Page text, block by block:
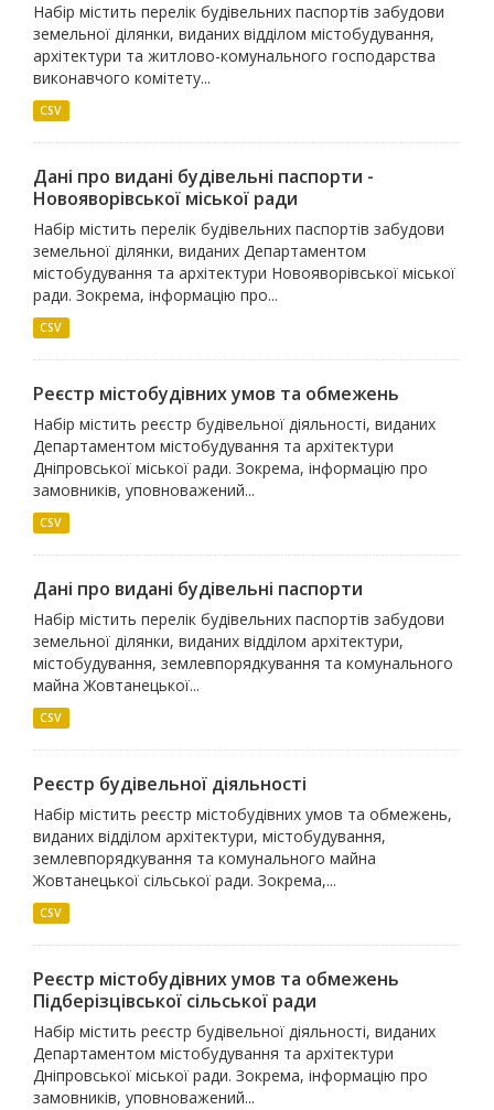
Набір містить перелік будівельних паспортів забудови
земельної ділянки, виданих відділом містобудування,
архітектури та житлово-комунального господарства
виконавчого комітету...
CSV
Дані про видані будівельні паспорти -
Новояворівської міської ради
Набір містить перелік будівельних паспортів забудови
земельної ділянки, виданих Департаментом
містобудування та архітектури Новояворівської міської
ради. Зокрема, інформацію про...
CSV
Реєстр містобудівних умов та обмежень
Набір містить реєстр будівельної діяльності, виданих
Департаментом містобудування та архітектури
Дніпровської міської ради. Зокрема, інформацію про
замовників, уповноважений...
CSV
Дані про видані будівельні паспорти
Набір містить перелік будівельних паспортів забудови
земельної ділянки, виданих відділом архітектури,
містобудування, землевпорядкування та комунального
майна Жовтанецької...
CSV
Реєстр будівельної діяльності
Набір містить реєстр містобудівних умов та обмежень,
виданих відділом архітектури, містобудування,
землевпорядкування та комунального майна
Жовтанецької сільської ради. Зокрема,...
CSV
Реєстр містобудівних умов та обмежень
Підберізцівської сільської ради
Набір містить реєстр будівельної діяльності, виданих
Департаментом містобудування та архітектури
Дніпровської міської ради. Зокрема, інформацію про
замовників, уповноважений...